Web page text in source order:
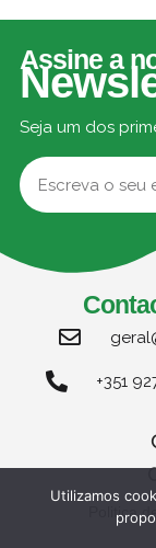
Assine a
Seja um dos
+351
Politica
Utilizamos